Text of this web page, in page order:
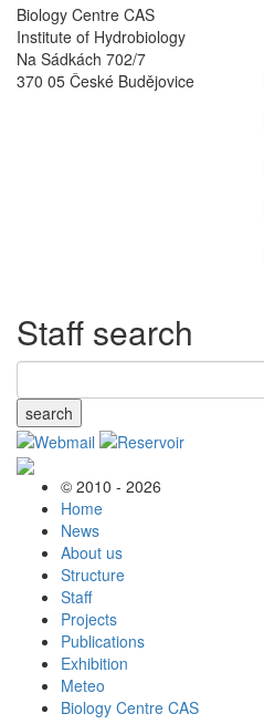
Biology Centre CAS
Institute of Hydrobiology
Na Sádkách 702/7
370 05 České Budějovice
Staff search
search
© 2010 - 2026
Home
News
About us
Structure
Staff
Projects
Publications
Exhibition
Meteo
Biology Centre CAS